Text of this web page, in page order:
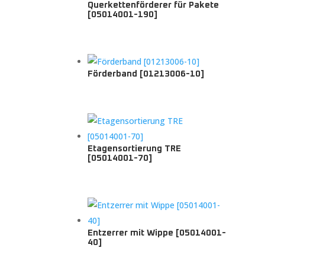
Querkettenförderer für Pakete
[05014001-190]
Förderband [01213006-10]
Etagensortierung TRE
[05014001-70]
Entzerrer mit Wippe [05014001-
40]